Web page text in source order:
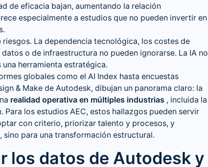
de eficacia bajan, aumentando la relación
especialmente a estudios que no pueden invertir en
La dependencia tecnológica, los costes de
o de infraestructura no pueden ignorarse. La IA no
herramienta estratégica.
globales como el AI Index hasta encuestas
& Make de Autodesk, dibujan un panorama claro: la
realidad operativa en múltiples industrias , incluida la
los estudios AEC, estos hallazgos pueden servir
con criterio, priorizar talento y procesos, y
sino para una transformación estructural.
los datos de Autodesk y